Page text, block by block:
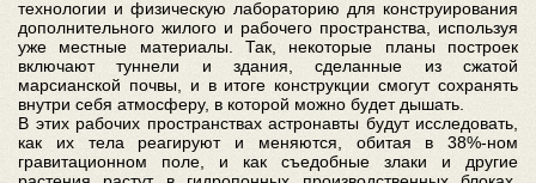
технологии и физическую лабораторию для конструирования
дополнительного жилого и рабочего пространства, используя
уже местные материалы. Так, некоторые планы построек
включают туннели и здания, сделанные из сжатой
марсианской почвы, и в итоге конструкции смогут сохранять
внутри себя атмосферу, в которой можно будет дышать.
В этих рабочих пространствах астронавты будут исследовать,
как их тела реагируют и меняются, обитая в 38%-ном
гравитационном поле, и как съедобные злаки и другие